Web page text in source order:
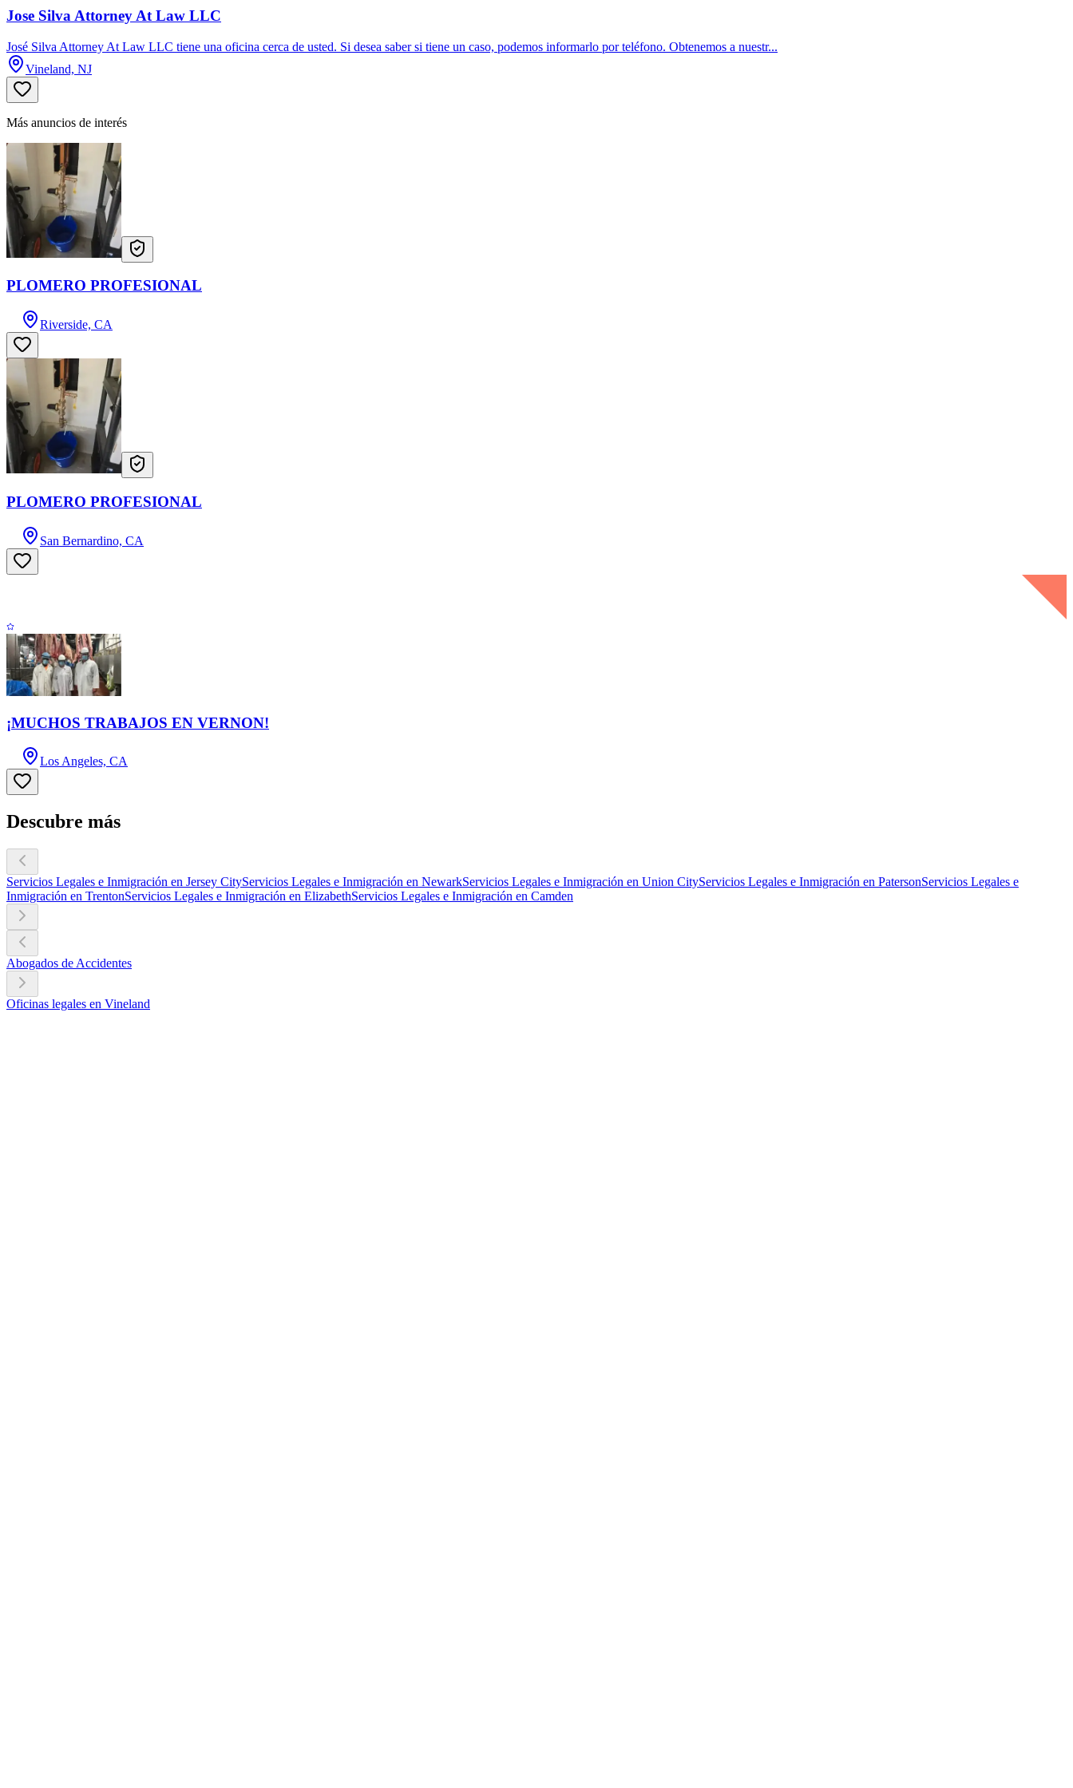
Jose Silva Attorney At Law LLC
José Silva Attorney At Law LLC tiene una oficina cerca de usted. Si desea saber si tiene un caso, podemos informarlo por teléfono. Obtenemos a nuestr...
Vineland, NJ
Más anuncios de interés
PLOMERO PROFESIONAL
Riverside, CA
PLOMERO PROFESIONAL
San Bernardino, CA
¡MUCHOS TRABAJOS EN VERNON!
Los Angeles, CA
Descubre más
Servicios Legales e Inmigración en Jersey CityServicios Legales e Inmigración en NewarkServicios Legales e Inmigración en Union CityServicios Legales e Inmigración en PatersonServicios Legales e
Inmigración en TrentonServicios Legales e Inmigración en ElizabethServicios Legales e Inmigración en Camden
Abogados de Accidentes
Oficinas legales en Vineland